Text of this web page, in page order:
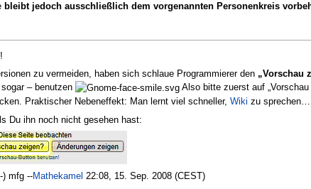
bleibt jedoch ausschließlich dem vorgenannten Personenkreis
zu vermeiden, haben sich schlaue Programmierer den „Vorschau
– benutzen
Also bitte zuerst auf
Praktischer Nebeneffekt: Man lernt viel schneller, Wiki zu sprechen…
Du ihn noch nicht gesehen hast:
) mfg --Mathekamel 22:08, 15. Sep. 2008 (CEST)